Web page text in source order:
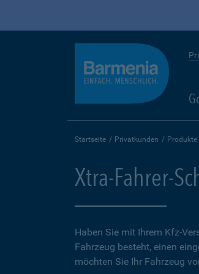
Startseite Privatkunden Produkte
Xtra-Fahrer-
Haben Sie mit Ihrem Kfz-
Fahrzeug besteht, einen
möchten Sie Ihr Fahrzeug